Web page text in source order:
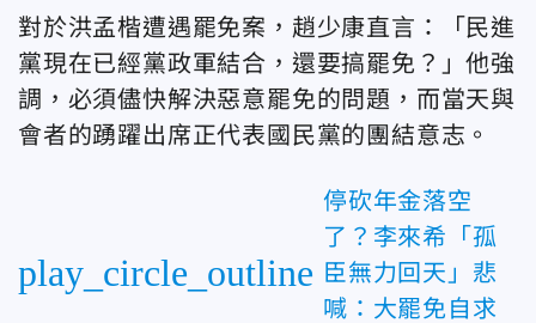
對於洪孟楷遭遇罷免案，趙少康直言：「民進
黨現在已經黨政軍結合，還要搞罷免？」他強
調，必須儘快解決惡意罷免的問題，而當天與
會者的踴躍出席正代表國民黨的團結意志。
play_circle_outline
停砍年金落空
了？李來希「孤
臣無力回天」悲
喊：大罷免自求